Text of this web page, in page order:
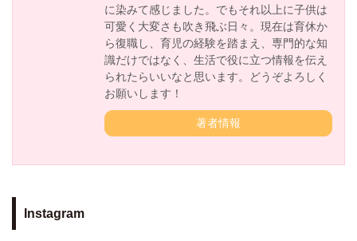
に染みて感じました。でもそれ以上に子供は
可愛く大変さも吹き飛ぶ日々。現在は育休か
ら復職し、育児の経験を踏まえ、専門的な知
識だけではなく、生活で役に立つ情報を伝え
られたらいいなと思います。どうぞよろしく
お願いします！
著者情報
Instagram